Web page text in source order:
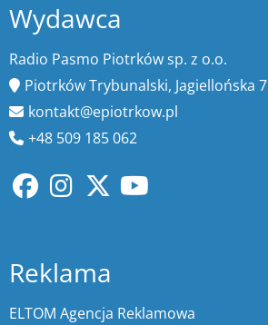
Wydawca
Radio Pasmo Piotrków sp. z o.o.
Piotrków Trybunalski, Jagiellońska 7
kontakt@epiotrkow.pl
+48 509 185 062
Reklama
ELTOM Agencja Reklamowa